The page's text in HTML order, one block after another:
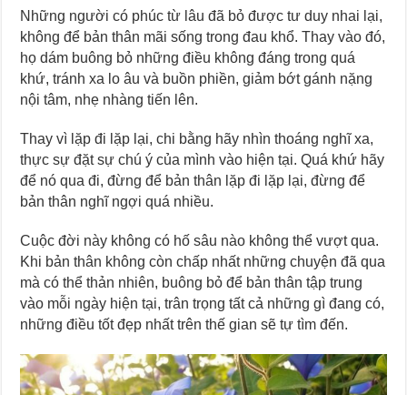
Những người có phúc từ lâu đã bỏ được tư duy nhai lại,
không để bản thân mãi sống trong đau khổ. Thay vào đó,
họ dám buông bỏ những điều không đáng trong quá
khứ, tránh xa lo âu và buồn phiền, giảm bớt gánh nặng
nội tâm, nhẹ nhàng tiến lên.
Thay vì lặp đi lặp lại, chi bằng hãy nhìn thoáng nghĩ xa,
thực sự đặt sự chú ý của mình vào hiện tại. Quá khứ hãy
để nó qua đi, đừng để bản thân lặp đi lặp lại, đừng để
bản thân nghĩ ngợi quá nhiều.
Cuộc đời này không có hố sâu nào không thể vượt qua.
Khi bản thân không còn chấp nhất những chuyện đã qua
mà có thể thản nhiên, buông bỏ để bản thân tập trung
vào mỗi ngày hiện tại, trân trọng tất cả những gì đang có,
những điều tốt đẹp nhất trên thế gian sẽ tự tìm đến.